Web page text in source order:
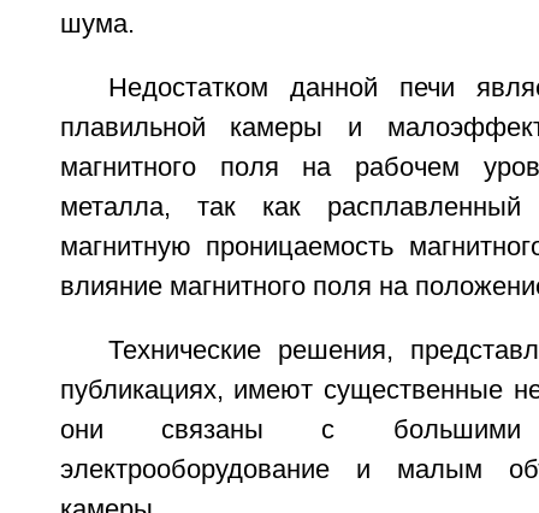
шума.
Недостатком данной печи
плавильной камеры и
магнитного поля на рабочем
металла, так как расплавленный
магнитную проницаемость
влияние магнитного поля на
Технические решения,
публикациях, имеют существенные
они связаны с большими
электрооборудование и малым